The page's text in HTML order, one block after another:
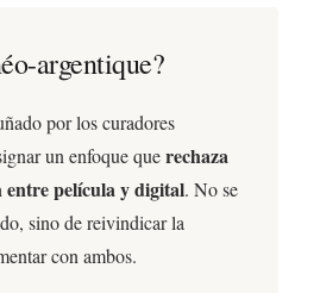
argentique?
por los curadores
un enfoque querechaza
entre película y digital. No se
sino de reivindicar la
con ambos.